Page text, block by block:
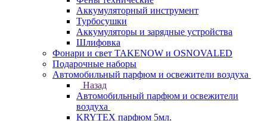
Аккумуляторный инструмент
Турбосушки
Аккумуляторы и зарядные устройства
Шлифовка
Фонари и свет TAKENOW и OSNOVALED
Подарочные наборы
Автомобильный парфюм и освежители воздуха
Назад
Автомобильный парфюм и освежители
воздуха
KRYTEX парфюм 5мл.